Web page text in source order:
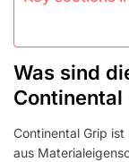
Was sind
Continental
Continental Grip
aus